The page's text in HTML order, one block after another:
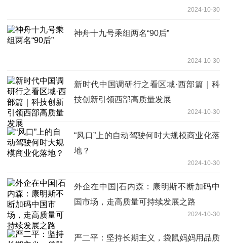
2024-10-30
神舟十九号乘组两名“90后”
2024-10-30
新时代中国调研行之看区域·西部篇｜科
技创新引领西部高质量发展
2024-10-30
“风口”上的自动驾驶何时大规模商业化落
地？
2024-10-30
外企在中国|石内森：康明斯不断加码中
国市场，走高质量可持续发展之路
2024-10-30
严二平：坚持长期主义，袋鼠妈妈用品质